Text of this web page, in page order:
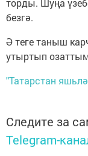
торды. Шуңа
безгә.
Ә теге таныш
утыртып
"Татарстан
Следите за
Telegram-